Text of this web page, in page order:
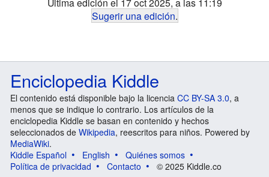
Sugerir una edición.
Enciclopedia Kiddle
El contenido está disponible bajo la licencia CC BY-SA 3.0, a
menos que se indique lo contrario. Los artículos de la
enciclopedia Kiddle se basan en contenido y hechos
seleccionados de Wikipedia, reescritos para niños. Powered by
MediaWiki.
Kiddle Español
English
Quiénes somos
Política de privacidad
Contacto © 2025 Kiddle.co